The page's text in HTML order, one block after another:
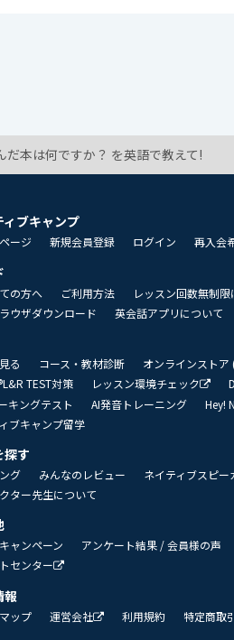
だ本は何ですか？ を英語で教えて!
ィブキャンプ
ージ 新規会員登録 ログイン 再入会
の方へ ご利用方法 レッスン回数無制限
ウザダウンロード
英会話アプリについて
る コース・教材診断 オンラインストア
TEST対策
レッスン環境チェック
キングテスト
AI発音トレーニング Hey!
ブキャンプ留学
探す
グ みんなのレビュー ネイティブスピー
ター先生について
ャンペーン アンケート結果 / 会員様の声
センター
報
ップ 運営会社 利用規約 特定商取